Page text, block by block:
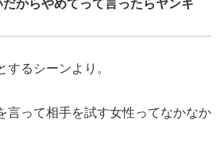
からやめてって言ったらヤンキ
するシーンより。
言って相手を試す女性ってなかなか